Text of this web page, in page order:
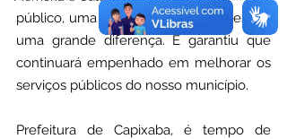
público, uma ação simples e que resulta
uma grande diferença. E garantiu que
continuará empenhado em melhorar os
serviços públicos do nosso município.
Prefeitura de Capixaba, é tempo de